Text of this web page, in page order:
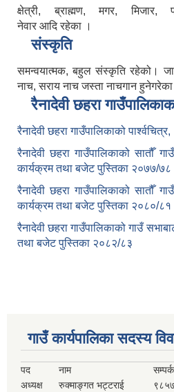
क्षेत्री, ब्राह्मण, मगर, मिजार,
नेवार आदि रहेका ।
संस्कृति
समन्वयात्मक, बहुल संस्कृति रहेको।
नाच, सराय नाच जस्ता नाचगान
रैनादेवी छहरा
रैनादेवी छहरा गाउँपालिकाको
रैनादेवी छहरा गाउँपालिकाको सातौँ
कार्यक्रम तथा बजेट पुस्तिका २०७७/७८
रैनादेवी छहरा गाउँपालिकाको सातौँ
कार्यक्रम तथा बजेट पुस्तिका २०८०/८१
रैनादेवी छहरा गाउँपालिकाको गाउँ
तथा बजेट पुस्तिका २०८२/८३
गाउँ कार्यपालिका सदस्य
पद नाम
अध्यक्ष
रुक्माङ्गत भट्टराई